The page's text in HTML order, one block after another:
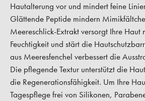
Hautalterung vor und mindert feine
Glättende Peptide mindern
Meereschlick-Extrakt versorgt Ihre Haut
Feuchtigkeit und stärt die
aus Meeresfenchel verbessert die
Die pflegende Textur unterstützt die
die Regenerationsfähigkeit. Um Ihre
Tagespflege frei von Silikonen,